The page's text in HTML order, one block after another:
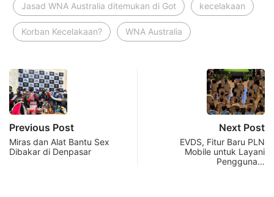
Jasad WNA Australia ditemukan di Got kecelakaan
Korban Kecelakaan? WNA Australia
Previous Post
Miras dan Alat Bantu Sex
Dibakar di Denpasar
Next Post
EVDS, Fitur Baru PLN
Mobile untuk Layani
Pengguna…